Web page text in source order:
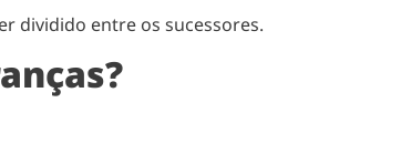
dividido entre os sucessores.